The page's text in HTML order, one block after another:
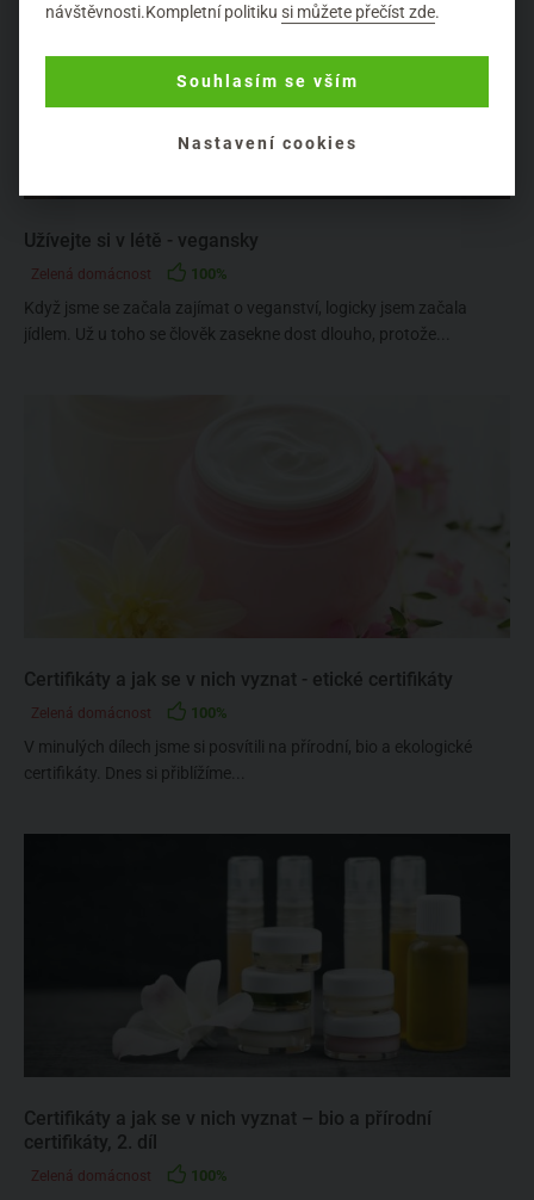
Užívejte si v létě - vegansky
Zelená domácnost 100%
Když jsme se začala zajímat o veganství, logicky jsem začala
jídlem. Už u toho se člověk zasekne dost dlouho, protože...
Certifikáty a jak se v nich vyznat - etické certifikáty
Zelená domácnost 100%
V minulých dílech jsme si posvítili na přírodní, bio a ekologické
certifikáty. Dnes si přiblížíme...
Certifikáty a jak se v nich vyznat – bio a přírodní
certifikáty, 2. díl
Zelená domácnost 100%
návštěvnosti.Kompletní politikusi můžete přečíst zde.
Souhlasím se vším
Nastavení cookies